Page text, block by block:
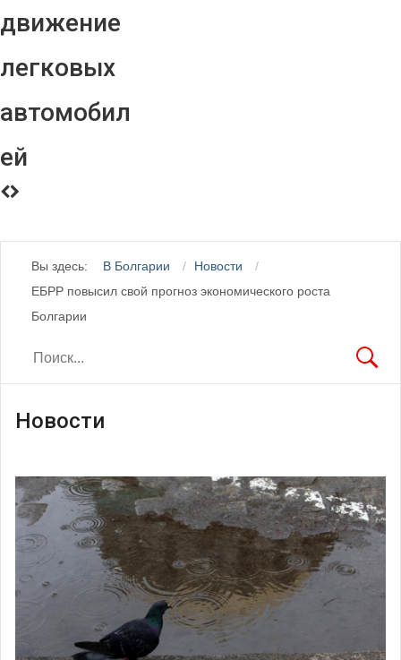
движение
легковых
автомобил
ей
Вы здесь: В Болгарии
Новости
ЕБРР повысил свой прогноз экономического роста
Болгарии
Новости